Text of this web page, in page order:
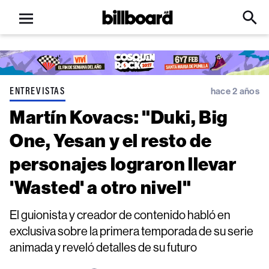
Open
menu
Billboard
Click
Input
ENTREVISTAS hace 2 años
Martín Kovacs: "Duki, Big
One, Yesan y el resto de
personajes lograron llevar
'Wasted' a otro nivel"
El guionista y creador de contenido habló en
exclusiva sobre la primera temporada de su serie
animada y reveló detalles de su futuro